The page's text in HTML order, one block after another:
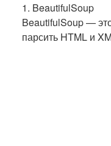
1. BeautifulSoup
BeautifulSoup —
парсить HTML и